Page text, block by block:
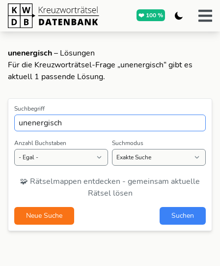
❤️ 100 %
unenergisch– Lösungen
Für die Kreuzworträtsel-Frage „unenergisch“ gibt es
aktuell 1 passende Lösung.
Suchbegriff
Anzahl Buchstaben Suchmodus
🧩 Rätselmappen entdecken - gemeinsam aktuelle
Rätsel lösen
Neue Suche Suchen